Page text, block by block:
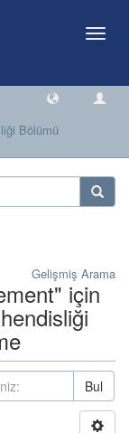
Geçiş
Bölümü
Gelişmiş Arama
için
Bul